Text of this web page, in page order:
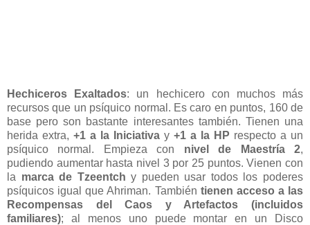
Hechiceros Exaltados: un hechicero con muchos más
recursos que un psíquico normal. Es caro en puntos, 160 de
base pero son bastante interesantes también. Tienen una
herida extra, +1 a la Iniciativa y +1 a la HP respecto a un
psíquico normal. Empieza con nivel de Maestría 2,
pudiendo aumentar hasta nivel 3 por 25 puntos. Vienen con
la marca de Tzeentch y pueden usar todos los poderes
psíquicos igual que Ahriman. También tienen acceso a las
Recompensas del Caos y Artefactos (incluidos
familiares); al menos uno puede montar en un Disco